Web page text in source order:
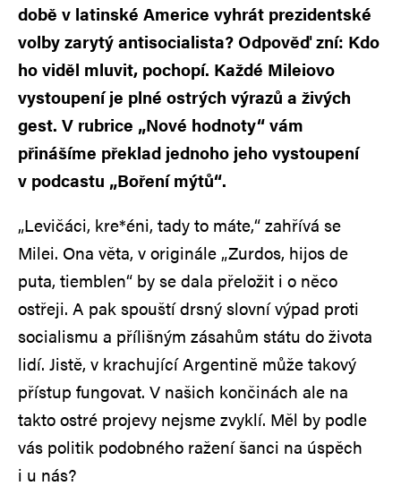
době v latinské Americe vyhrát prezidentské
volby zarytý antisocialista? Odpověď zní: Kdo
ho viděl mluvit, pochopí. Každé Mileiovo
vystoupení je plné ostrých výrazů a živých
gest. V rubrice „Nové hodnoty“ vám
přinášíme překlad jednoho jeho vystoupení
v podcastu „Boření mýtů“.
„Levičáci, kre*éni, tady to máte,“ zahřívá se
Milei. Ona věta, v originále „Zurdos, hijos de
puta, tiemblen“ by se dala přeložit i o něco
ostřeji. A pak spouští drsný slovní výpad proti
socialismu a přílišným zásahům státu do života
lidí. Jistě, v krachující Argentině může takový
přístup fungovat. V našich končinách ale na
takto ostré projevy nejsme zvyklí. Měl by podle
vás politik podobného ražení šanci na úspěch
i u nás?